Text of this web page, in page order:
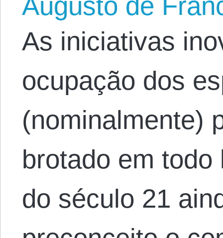
As iniciativas
ocupação dos
(nominalmente)
brotado em
do século 21